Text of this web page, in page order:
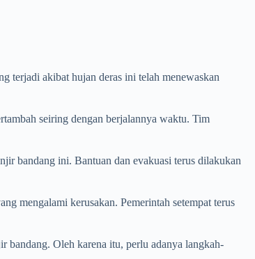
terjadi akibat hujan deras ini telah menewaskan
seiring dengan berjalannya waktu. Tim
bandang ini. Bantuan dan evakuasi terus dilakukan
mengalami kerusakan. Pemerintah setempat terus
bandang. Oleh karena itu, perlu adanya langkah-